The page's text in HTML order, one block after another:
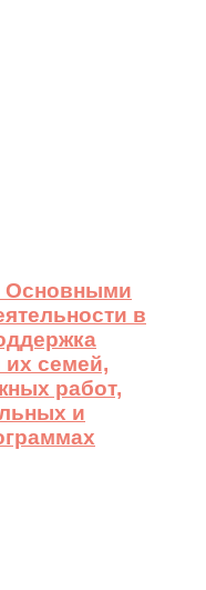
Основными
в
семей,
работ,
и